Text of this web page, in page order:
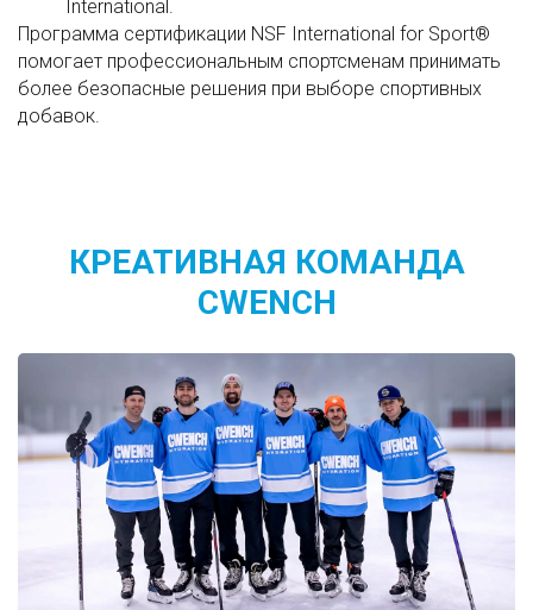
International.
Программа сертификации NSF International for Sport®
помогает профессиональным спортсменам принимать
более безопасные решения при выборе спортивных
добавок.
КРЕАТИВНАЯ КОМАНДА
CWENCH